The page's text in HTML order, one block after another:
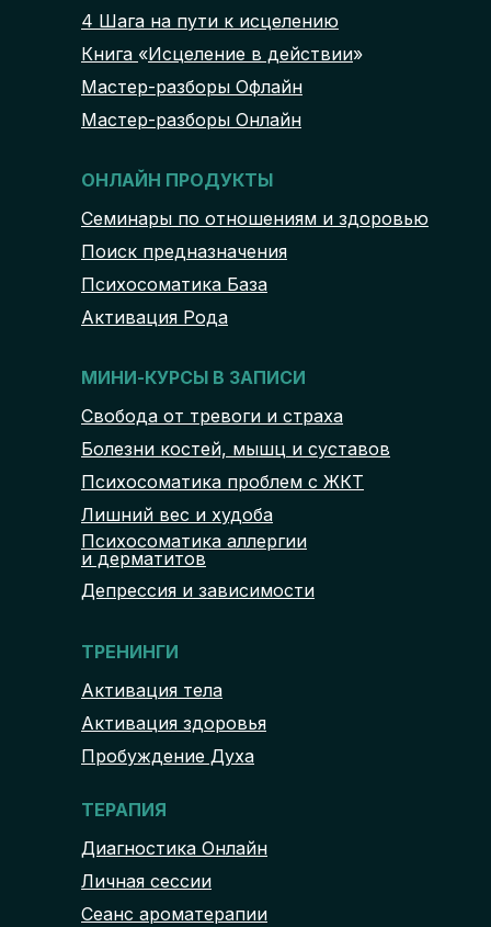
МИНИ-КУРСЫ В ЗАПИСИ
Болезни костей, мышц и суставов
Психосоматика проблем с ЖКТ
Лишний вес и худоба
Свобода от тревоги и страха
Психосоматика аллергии
и дерматитов
Депрессия и зависимости
Сеанс ароматерапии
Семинары по отношениям и здоровью
4 Шага на пути к исцелению
Мастер-разборы Онлайн
Мастер-разборы Офлайн
Книга «Исцеление в действии»
ТЕРАПИЯ
Диагностика Онлайн
Личная сессии
ТРЕНИНГИ
ОНЛАЙН ПРОДУКТЫ
Активация тела
Психосоматика База
Активация Рода
Активация здоровья
Пробуждение Духа
Поиск предназначения